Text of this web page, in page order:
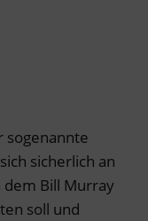
sogenannte
sicherlich an
dem Bill Murray
soll und